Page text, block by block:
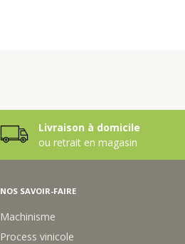
Livraison à domicile
ou retrait en magasin
NOS SAVOIR-FAIRE
Machinisme
Process vinicole